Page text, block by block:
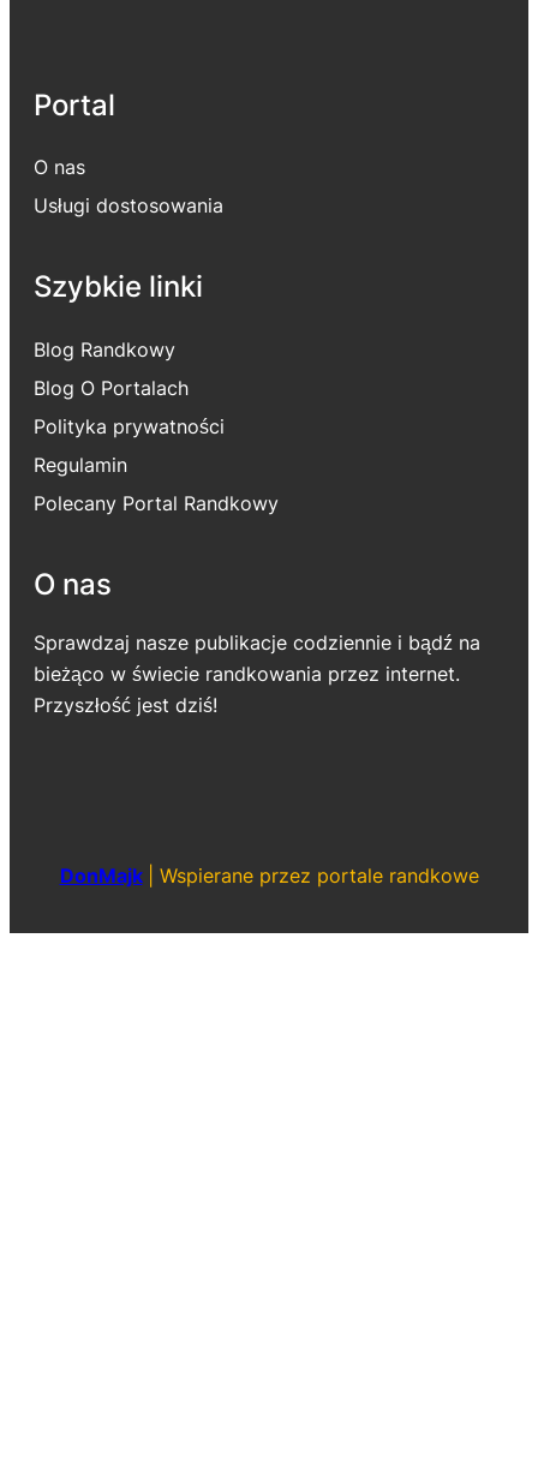
Portal
O nas
Usługi dostosowania
Szybkie linki
Blog Randkowy
Blog O Portalach
Polityka prywatności
Regulamin
Polecany Portal Randkowy
O nas
Sprawdzaj nasze publikacje codziennie i bądź na
bieżąco w świecie randkowania przez internet.
Przyszłość jest dziś!
DonMajk Wspierane przez portale randkowe